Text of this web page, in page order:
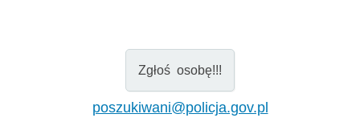
Zgłoś osobę!!!
poszukiwani@policja.gov.pl